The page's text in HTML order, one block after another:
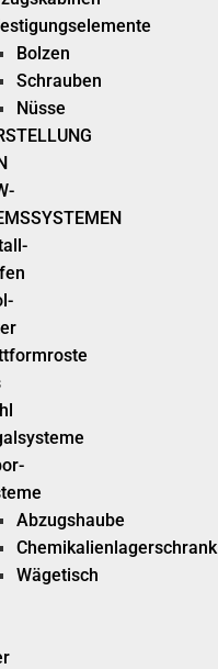
Bolzen
Schrauben
Nüsse
Abzugshaube
Chemikalienlagerschrank
Wägetisch